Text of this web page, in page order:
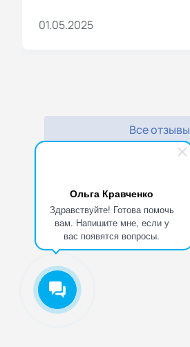
Ольга Кравченко
Здравствуйте! Готова помочь
вам. Напишите мне, если у
вас появятся вопросы.
01.05.2025
Все отзывы